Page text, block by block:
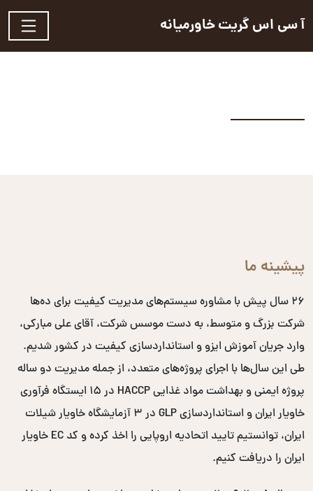
آ سی اس گریت خاورمیانه
پیشینه ما
۲۶ سال پیش با مشاوره سیستم‌های مدیریت کیفیت برای ده‌ها
شرکت بزرگ و متوسط، به دست موسس شرکت، آقای علی مبارکی،
وارد جریان آموزش ایزو و استانداردسازی کیفیت در کشور شدیم.
طی این سال‌ها با اجرای پروژه‌های متعدد، از جمله مدیریت دو ساله
پروژه ایمنی و بهداشت مواد غذایی HACCP در ۱۵ ایستگاه فرآوری
خاویار ایران و استانداردسازی GLP در ۳ آزمایشگاه خاویار شیلات
ایران، توانستیم تایید اتحادیه اروپایی را اخذ کرده و کد EC خاویار
ایران را دریافت کنیم.